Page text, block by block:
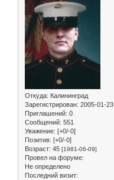
Откуда: Калининград
Зарегистрирован: 2005-01-23
Приглашений: 0
Сообщений: 551
Уважение: [+0/-0]
Позитив: [+0/-0]
Возраст: 45 [1981-06-09]
Провел на форуме:
Не определено
Последний визит: